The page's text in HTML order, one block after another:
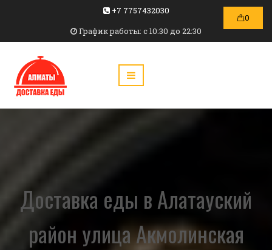
+7 7757432030
График работы: c 10:30 до 22:30
0
Доставка еды в Алатауский
район улица Акмолинская